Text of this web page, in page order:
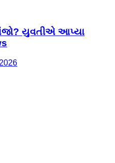
યુવતીએ આપ્યા